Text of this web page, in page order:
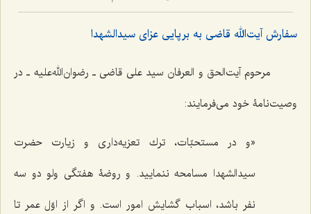
سفارش آیت‌الله قاضی به برپایی عزای سیدالشهدا
مرحوم آیت‌الحق و العرفان سید علی قاضی ـ رضوان‌الله‌علیه ـ در
وصیت‌نامۀ خود می‌فرمایند:
«و در مستحبّات، ترك تعزيه‌دارى و زيارت حضرت
سيدالشهدا مسامحه ننماييد. و روضۀ هفتگى ولو دو سه
نفر باشد، اسباب گشايش امور است. و اگر از اوّل عمر تا